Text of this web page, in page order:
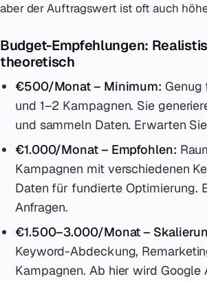
aber der Auftragswert ist oft auch
Budget-Empfehlungen:
theoretisch
€500/Monat – Minimum: Genug
und 1–2 Kampagnen. Sie
und sammeln Daten. Erwarten
€1.000/Monat – Empfohlen:
Kampagnen mit verschiedenen
Daten für fundierte Optimierung.
Anfragen.
€1.500–3.000/Monat –
Keyword-Abdeckung,
Kampagnen. Ab hier wird Google